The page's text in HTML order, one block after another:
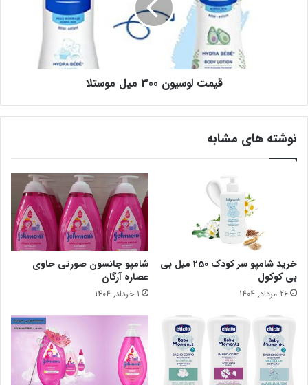
قیمت لوسیون 300 میل موستلا
نوشته های مشابه
خرید شامپو سر کودک 250 میل بی
بی کوکول
26 مرداد, 1404
شامپو جانسون صورتی حاوی
عصاره آرگان
1 خرداد, 1404